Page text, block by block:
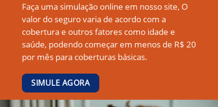
Faça uma simulação online em nosso site, O
valor do seguro varia de acordo com a
cobertura e outros fatores como idade e
saúde, podendo começar em menos de R$ 20
por mês para coberturas básicas.
SIMULE AGORA